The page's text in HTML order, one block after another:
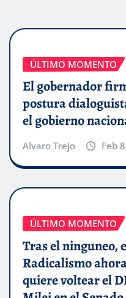
ÚLTIMO MOMENTO
El gobernador
postura
el gobierno
Alvaro Trejo Feb
ÚLTIMO MOMENTO
Tras el ninguneo,
Radicalismo
quiere voltear el